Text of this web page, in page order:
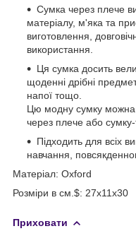
Сумка через плече
матеріалу, м'яка та
виготовлення,
використання.
Ця сумка досить
щоденні дрібні
напої тощо.
Цю модну сумку можна
через плече або сумку-
Підходить для всіх
навчання,
Матеріал: Oxford
Розміри в см.$: 27х11х30
Приховати